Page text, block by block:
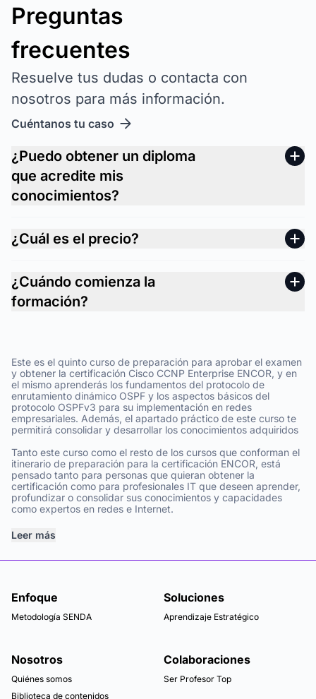
Preguntas
frecuentes
Resuelve tus dudas o contacta con
nosotros para más información.
Cuéntanos tu caso
¿Puedo obtener un diploma
que acredite mis
conocimientos?
¿Cuál es el precio?
¿Cuándo comienza la
formación?
Este es el quinto curso de preparación para aprobar el examen
y obtener la certificación Cisco CCNP Enterprise ENCOR, y en
el mismo aprenderás los fundamentos del protocolo de
enrutamiento dinámico OSPF y los aspectos básicos del
protocolo OSPFv3 para su implementación en redes
empresariales. Además, el apartado práctico de este curso te
permitirá consolidar y desarrollar los conocimientos adquiridos
Tanto este curso como el resto de los cursos que conforman el
itinerario de preparación para la certificación ENCOR, está
pensado tanto para personas que quieran obtener la
certificación como para profesionales IT que deseen aprender,
profundizar o consolidar sus conocimientos y capacidades
como expertos en redes e Internet.
Leer más
Enfoque
Metodología SENDA
Soluciones
Aprendizaje Estratégico
Nosotros
Quiénes somos
Biblioteca de contenidos
Colaboraciones
Ser Profesor Top